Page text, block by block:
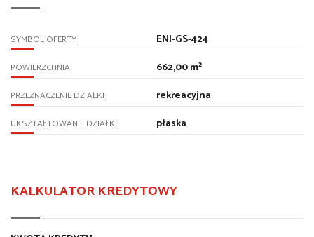
SYMBOL OFERTY ENI-GS-424
POWIERZCHNIA 662,00 m²
PRZEZNACZENIE DZIAŁKI rekreacyjna
UKSZTAŁTOWANIE DZIAŁKI płaska
KALKULATOR KREDYTOWY